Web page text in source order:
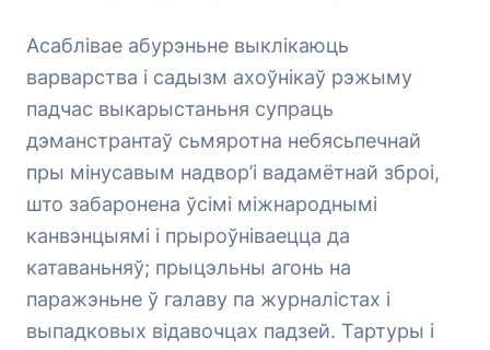
Асаблівае абурэньне выклікаюць
варварства і садызм ахоўнікаў рэжыму
падчас выкарыстаньня супраць
дэманстрантаў сьмяротна небясьпечнай
пры мінусавым надвор’і вадамётнай зброі,
што забаронена ўсімі міжнароднымі
канвэнцыямі і прыроўніваецца да
катаваньняў; прыцэльны агонь на
паражэньне ў галаву па журналістах і
выпадковых відавочцах падзей. Тартуры і